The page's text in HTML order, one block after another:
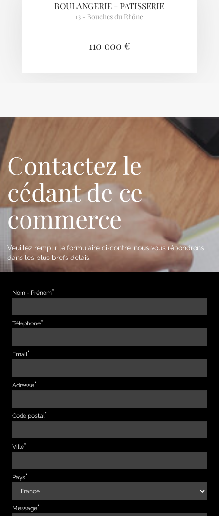
BOULANGERIE - PATISSERIE
13 - Bouches du Rhône
110 000 €
Contactez le
cédant de ce
commerce
Veuillez remplir le formulaire ci-contre, nous vous répondrons
dans les plus brefs délais.
Nom - Prénom
Téléphone
Email
Adresse
Code postal
Ville
Pays
Message